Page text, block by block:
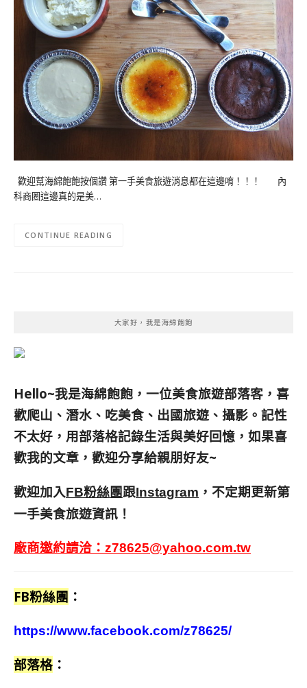
歡迎幫海綿飽飽按個讚 第一手美食旅遊消息都在這邊唷！！！ 內
科商圈這邊真的是美…
CONTINUE READING
大家好，我是海綿飽飽
Hello~我是海綿飽飽，一位美食旅遊部落客， 喜
歡爬山、潛水、吃美食、出國旅遊、攝影。 記性
不太好，用部落格記錄生活與美好回憶， 如果喜
歡我的文章，歡迎分享給親朋好友~
歡迎加入FB粉絲團跟Instagram ，不定期更新第
一手美食旅遊資訊！
廠商邀約請洽： z78625@yahoo.com.tw
FB粉絲團 ：
https://www.facebook.com/z78625/
部落格 ：